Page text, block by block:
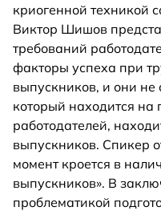
криогенной техникой
Виктор Шишов
требований
факторы успеха при
выпускников, и они
который находится на
работодателей,
выпускников. Спикер
момент кроется в
выпускников». В
проблематикой